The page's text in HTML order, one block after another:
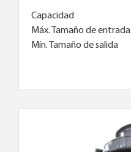
Capacidad
Máx. Tamaño de entrada
Mín. Tamaño de salida